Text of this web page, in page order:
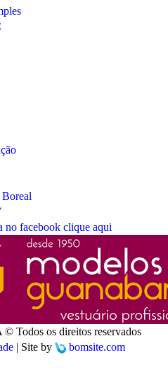
no facebook clique aqui
Todos os direitos reservados
| Site by
bomsite.com